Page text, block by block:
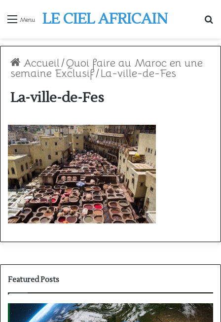
Menu LE CIEL AFRICAIN
Accueil/Quoi faire au Maroc en une
semaine Exclusif/La-ville-de-Fes
La-ville-de-Fes
Featured Posts
SAATM